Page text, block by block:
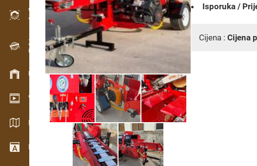
WoodProfi
Volumen drva s AI
Zapisnik
Evidencija drva na terenu
Upravljanje zalihama
Video showroom
Katalozi / Brošure
Rječnik
Isporuka /
Cijena : Cijena